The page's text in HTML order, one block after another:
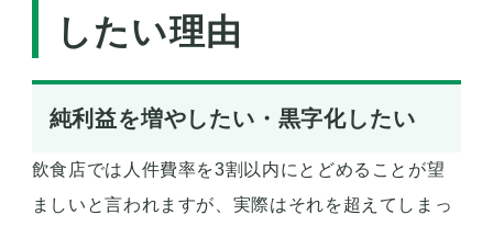
したい理由
純利益を増やしたい・黒字化したい
飲食店では人件費率を3割以内にとどめることが望
ましいと言われますが、実際はそれを超えてしまっ